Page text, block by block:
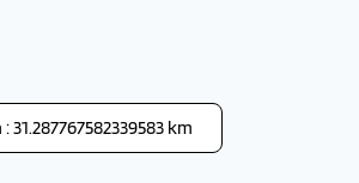
31.287767582339583 km